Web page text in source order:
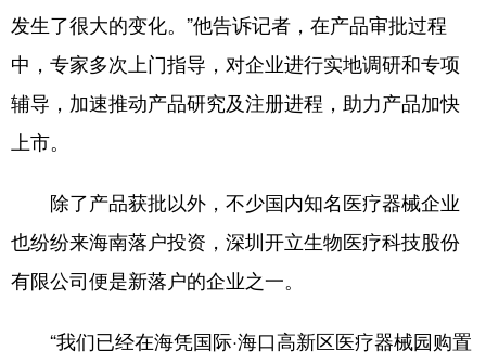
发生了很大的变化。”他告诉记者，在产品审批过程
中，专家多次上门指导，对企业进行实地调研和专项
辅导，加速推动产品研究及注册进程，助力产品加快
上市。
除了产品获批以外，不少国内知名医疗器械企业
也纷纷来海南落户投资，深圳开立生物医疗科技股份
有限公司便是新落户的企业之一。
“我们已经在海凭国际·海口高新区医疗器械园购置